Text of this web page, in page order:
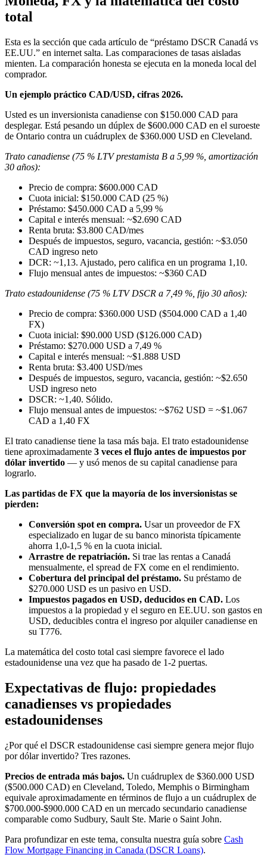
total
Esta es la sección que cada artículo de “préstamo DSCR Canadá vs
EE.UU.” en internet salta. Las comparaciones de tasas aisladas
mienten. La comparación honesta se ejecuta en la moneda local del
comprador.
Un ejemplo práctico CAD/USD, cifras 2026.
Usted es un inversionista canadiense con $150.000 CAD para
desplegar. Está pesando un dúplex de $600.000 CAD en el suroeste
de Ontario contra un cuádruplex de $360.000 USD en Cleveland.
Trato canadiense (75 % LTV prestamista B a 5,99 %, amortización
30 años):
Precio de compra: $600.000 CAD
Cuota inicial: $150.000 CAD (25 %)
Préstamo: $450.000 CAD a 5,99 %
Capital e interés mensual: ~$2.690 CAD
Renta bruta: $3.800 CAD/mes
Después de impuestos, seguro, vacancia, gestión: ~$3.050
CAD ingreso neto
DCR: ~1,13. Ajustado, pero califica en un programa 1,10.
Flujo mensual antes de impuestos: ~$360 CAD
Trato estadounidense (75 % LTV DSCR a 7,49 %, fijo 30 años):
Precio de compra: $360.000 USD ($504.000 CAD a 1,40
FX)
Cuota inicial: $90.000 USD ($126.000 CAD)
Préstamo: $270.000 USD a 7,49 %
Capital e interés mensual: ~$1.888 USD
Renta bruta: $3.400 USD/mes
Después de impuestos, seguro, vacancia, gestión: ~$2.650
USD ingreso neto
DSCR: ~1,40. Sólido.
Flujo mensual antes de impuestos: ~$762 USD = ~$1.067
CAD a 1,40 FX
El trato canadiense tiene la tasa más baja. El trato estadounidense
tiene aproximadamente 3 veces el flujo antes de impuestos por
dólar invertido — y usó menos de su capital canadiense para
lograrlo.
Las partidas de FX que la mayoría de los inversionistas se
pierden:
Conversión spot en compra. Usar un proveedor de FX
especializado en lugar de su banco minorista típicamente
ahorra 1,0-1,5 % en la cuota inicial.
Arrastre de repatriación. Si trae las rentas a Canadá
mensualmente, el spread de FX come en el rendimiento.
Cobertura del principal del préstamo. Su préstamo de
$270.000 USD es un pasivo en USD.
Impuestos pagados en USD, deducidos en CAD. Los
impuestos a la propiedad y el seguro en EE.UU. son gastos en
USD, deducibles contra el ingreso por alquiler canadiense en
su T776.
La matemática del costo total casi siempre favorece el lado
estadounidense una vez que ha pasado de 1-2 puertas.
Expectativas de flujo: propiedades
canadienses vs propiedades
estadounidenses
¿Por qué el DSCR estadounidense casi siempre genera mejor flujo
por dólar invertido? Tres razones.
Precios de entrada más bajos. Un cuádruplex de $360.000 USD
($500.000 CAD) en Cleveland, Toledo, Memphis o Birmingham
equivale aproximadamente en términos de flujo a un cuádruplex de
$700.000-$900.000 CAD en un mercado secundario canadiense
comparable como Sudbury, Sault Ste. Marie o Saint John.
Para profundizar en este tema, consulta nuestra guía sobre Cash
Flow Mortgage Financing in Canada (DSCR Loans).